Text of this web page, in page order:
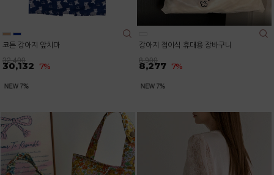
코튼 강아지 앞치마
32,400
30,132 7%
강아지 접이식 휴대용 장바구니
8,900
8,277 7%